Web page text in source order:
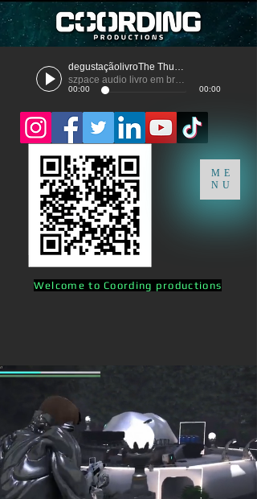
degustaçãolivroThe Thunder
szpace audio livro em breve
00:00 00:00
ME
NU
Welcome to Coording productions